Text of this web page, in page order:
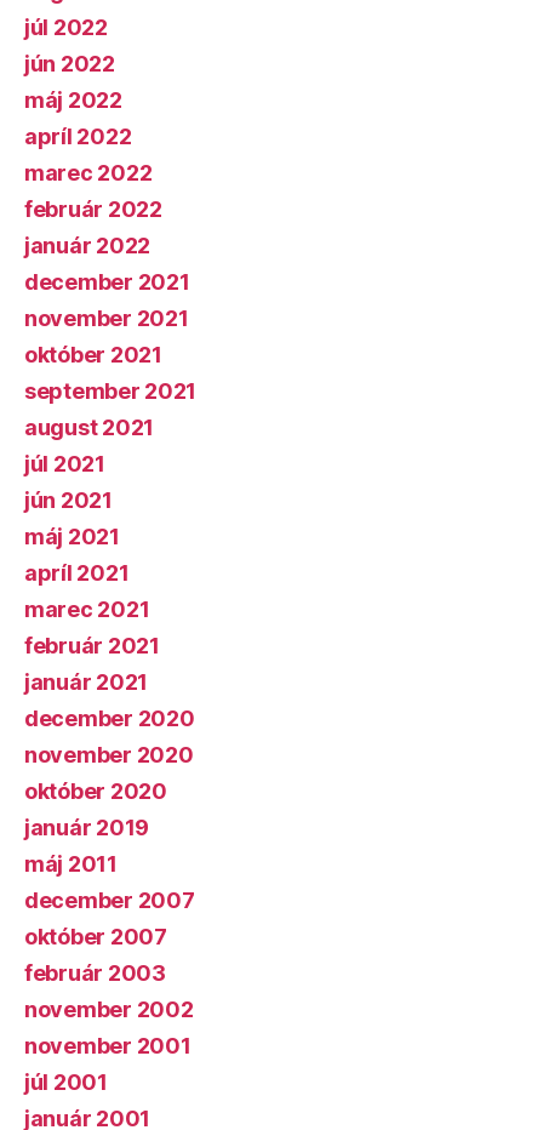
júl 2022
jún 2022
máj 2022
apríl 2022
marec 2022
február 2022
január 2022
december 2021
november 2021
október 2021
september 2021
august 2021
júl 2021
jún 2021
máj 2021
apríl 2021
marec 2021
február 2021
január 2021
december 2020
november 2020
október 2020
január 2019
máj 2011
december 2007
október 2007
február 2003
november 2002
november 2001
júl 2001
január 2001